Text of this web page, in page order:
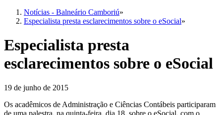
Notícias - Balneário Camboriú»
Especialista presta esclarecimentos sobre o eSocial»
Especialista presta
esclarecimentos sobre o eSocial
19 de junho de 2015
Os acadêmicos de Administração e Ciências Contábeis participaram
de uma palestra, na quinta-feira, dia 18, sobre o eSocial, com o